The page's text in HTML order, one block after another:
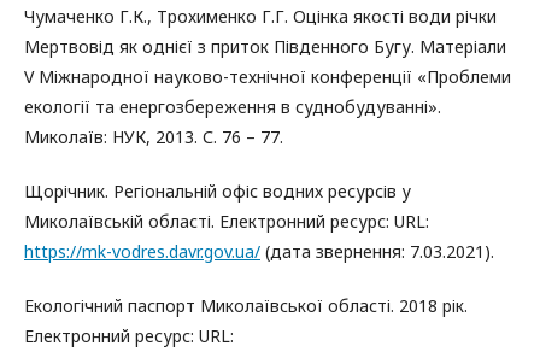
Чумаченко Г.К., Трохименко Г.Г. Оцінка якості води річки
Мертвовід як однієї з приток Південного Бугу. Матеріали
V Міжнародної науково-технічної конференції «Проблеми
екології та енергозбереження в суднобудуванні».
Миколаїв: НУК, 2013. С. 76 – 77.
Щорічник. Регіональній офіс водних ресурсів у
Миколаївській області. Електронний ресурс: URL:
https://mk-vodres.davr.gov.ua/ (дата звернення: 7.03.2021).
Екологічний паспорт Миколаївської області. 2018 рік.
Електронний ресурс: URL: